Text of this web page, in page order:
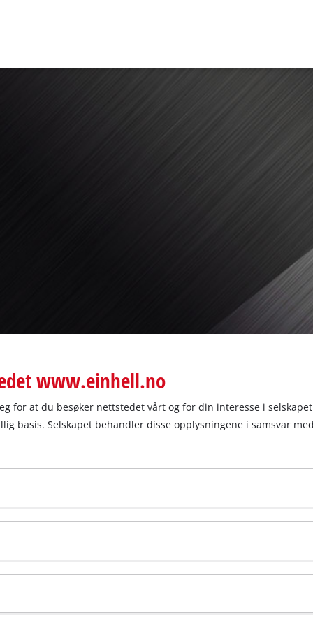
www.einhell.no
for at du besøker nettstedet vårt og for din interesse i
basis. Selskapet behandler disse opplysningene i samsvar